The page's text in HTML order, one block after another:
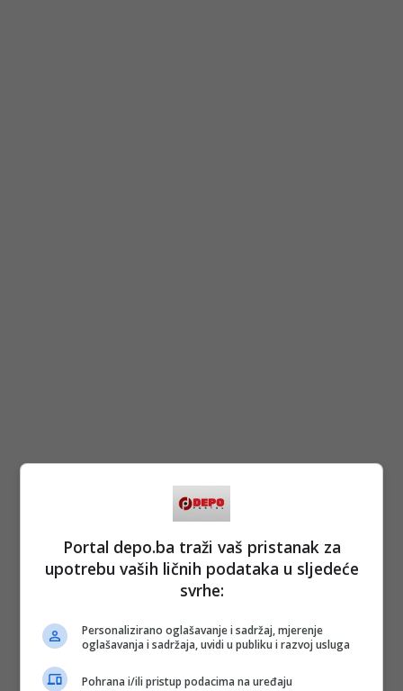
Portal depo.ba traži vaš pristanak za
upotrebu vaših ličnih podataka u sljedeće
svrhe:
Personalizirano oglašavanje i sadržaj, mjerenje
oglašavanja i sadržaja, uvidi u publiku i razvoj usluga
Pohrana i/ili pristup podacima na uređaju